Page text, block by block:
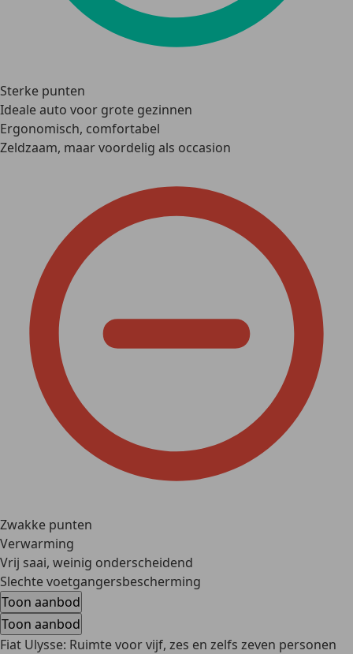
Sterke punten
Ideale auto voor grote gezinnen
Ergonomisch, comfortabel
Zeldzaam, maar voordelig als occasion
Zwakke punten
Verwarming
Vrij saai, weinig onderscheidend
Slechte voetgangersbescherming
Toon aanbod
Toon aanbod
Fiat Ulysse: Ruimte voor vijf, zes en zelfs zeven personen